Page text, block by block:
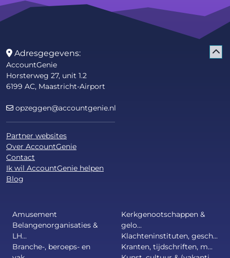
Adresgegevens:
AccountGenie
Horsterweg 27, unit 1.2
6199 AC, Maastricht-Airport
opzeggen@accountgenie.nl
Partner websites
Over AccountGenie
Contact
Ik wil AccountGenie helpen
Blog
Amusement
Belangenorganisaties &
LH...
Branche-, beroeps- en
Kerkgenootschappen &
gelo...
Klachteninstituten, gesch...
Kranten, tijdschriften, m...